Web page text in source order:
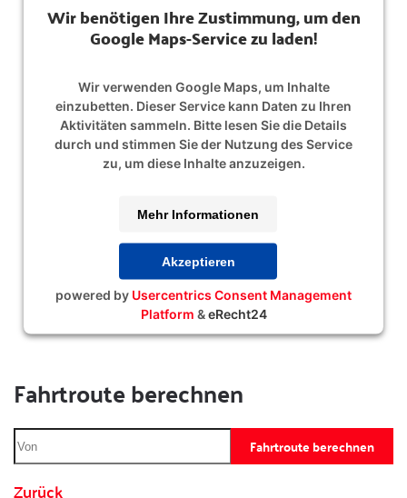
Wir benötigen Ihre Zustimmung, um den
Google Maps-Service zu laden!
Wir verwenden Google Maps, um Inhalte
einzubetten. Dieser Service kann Daten zu Ihren
Aktivitäten sammeln. Bitte lesen Sie die Details
durch und stimmen Sie der Nutzung des Service
zu, um diese Inhalte anzuzeigen.
Mehr Informationen
Akzeptieren
powered by Usercentrics Consent Management
Platform &eRecht24
Fahrtroute berechnen
Fahrtroute berechnen
Zurück